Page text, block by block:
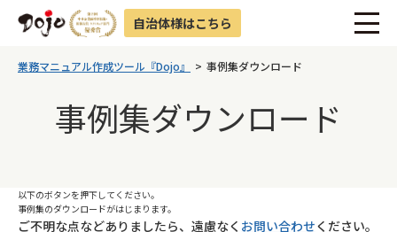
自治体様はこちら
事例集ダウンロード
業務マニュアル作成ツール『Dojo』 事例集ダウンロード
以下のボタンを押下してください。
事例集のダウンロードがはじまります。
ご不明な点などありましたら、遠慮なく お問い合わせください。